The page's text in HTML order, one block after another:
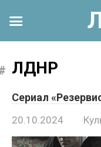
к
контенту
ЛДНР
Сериал
20.10.2024